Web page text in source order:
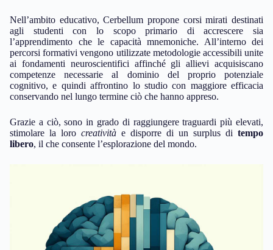
Nell’ambito educativo, Cerbellum propone corsi mirati destinati
agli studenti con lo scopo primario di accrescere sia
l’apprendimento che le capacità mnemoniche. All’interno dei
percorsi formativi vengono utilizzate metodologie accessibili unite
ai fondamenti neuroscientifici affinché gli allievi acquisiscano
competenze necessarie al dominio del proprio potenziale
cognitivo, e quindi affrontino lo studio con maggiore efficacia
conservando nel lungo termine ciò che hanno appreso.
Grazie a ciò, sono in grado di raggiungere traguardi più elevati,
stimolare la loro creatività e disporre di un surplus di tempo
libero, il che consente l’esplorazione del mondo.